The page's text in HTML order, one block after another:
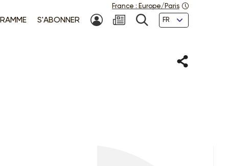
S'ABONNER MON COMPTE
NEWSLETTER
RECHERCHE
Langues
France : Europe/Paris
Partager